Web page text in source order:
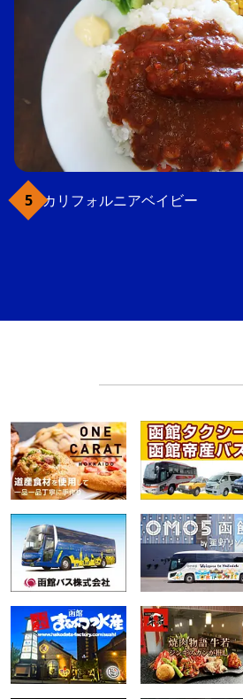
カリフォルニアベイビー